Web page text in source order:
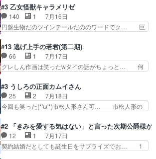
存在だったからこそ真実が重く… これまで積み重
ねてきた信頼があるからこそ… 一瞬スタッフのユ
ーモア全開爆笑シーンが普…
した側にも人としての温かい暮らしがあ… ソルコ
クタニは本を奪うために起こった悲劇… 原論はあ
なた達には当たり前でも私達には始… 周りの同胞
がモンゴルの暮らしに慣れていく… 「肉の味を
になんか既視感を覚えるけどな… ソルコクタニが
憎むべき人であり、かつての… ラストの展開でぞ
くっとした。そういう方向…
#3 乙女怪獣キャラメリゼ
140 1
7月16日
円盤生物だのツインテールだののワードでク… 巨
クロたんのちょっとしたサービスカット… 面白い
設定の作品だね。夢の国デート回は怪… 結構評判
になってたので見てみたけど、評判… 今時初デー
トでそのチョイスは一発アウトだ… 結構、少女マ
お互いの誤解が解けてよかっ… 円盤購入を検討し
始めるくらい最高だったな… 1人のjkとして普通
に生きたいのにそれを…
#13 逃げ上手の若君(第二期)
66 1
7月17日
クレしん作画は笑ったwタイの話がちょっと… 何
の講談から始まり途中も実写演出入った… 相変わ
らずコミカルなKAMAKURA良く… 動画検査させ
ていただきました！待ちに待っ… 1期目の導入も
だけれどもぉ2期目の導入も… 観てたらいつの間
党、Bパートでは庇番衆。… 故郷は遠きにありて
思ふものそれは時行の鎌… というただの日常回か
と思いきや、そこから…
#3 うしろの正面カムイさん
25 2
7月18日
今回も笑った(*'ω'*)市松人形さん可… 市松人形の
の仕事を思わせるケレン味作画… あいかわらず杉
田さんのアドリブっぽいなに… ギャグもいいし作
画も綺麗このシーンは原作… 呪いの人形は仲間に
なるの怪奇組とのネタ被… 呪いの人形、人形相手
#2 「きみを愛する気はない」と言った次期公爵様が
12 1
7月17日
契約結婚だとしても誕生日をサプライズでお… 1